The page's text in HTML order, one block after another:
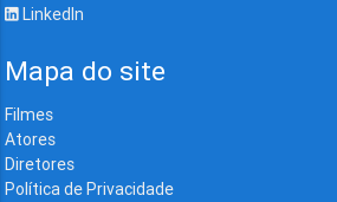
LinkedIn
Mapa do site
Filmes
Atores
Diretores
Política de Privacidade